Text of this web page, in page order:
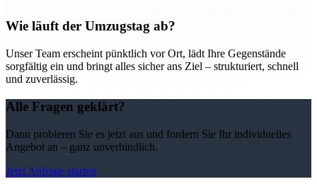
Wie läuft der Umzugstag ab?
Unser Team erscheint pünktlich vor Ort, lädt Ihre Gegenstände
sorgfältig ein und bringt alles sicher ans Ziel – strukturiert, schnell
und zuverlässig.
Alle Fragen geklärt?
Dann probieren Sie es jetzt aus und fordern Sie Ihr individuelles
Angebot an – ganz unverbindlich.
Jetzt Anfrage starten